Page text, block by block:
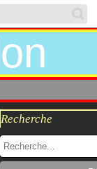
Recherche